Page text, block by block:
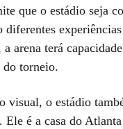
que o estádio seja
arena terá
do torneio.
visual, o estádio
Ele é a casa do